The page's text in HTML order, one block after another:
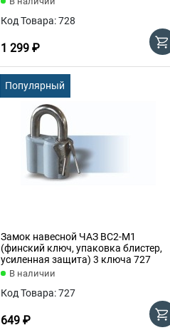
Код Товара: 728
1 299 ₽
Популярный
Замок навесной ЧАЗ ВС2-М1
(финский ключ, упаковка блистер,
усиленная защита) 3 ключа 727
В наличии
Код Товара: 727
649 ₽